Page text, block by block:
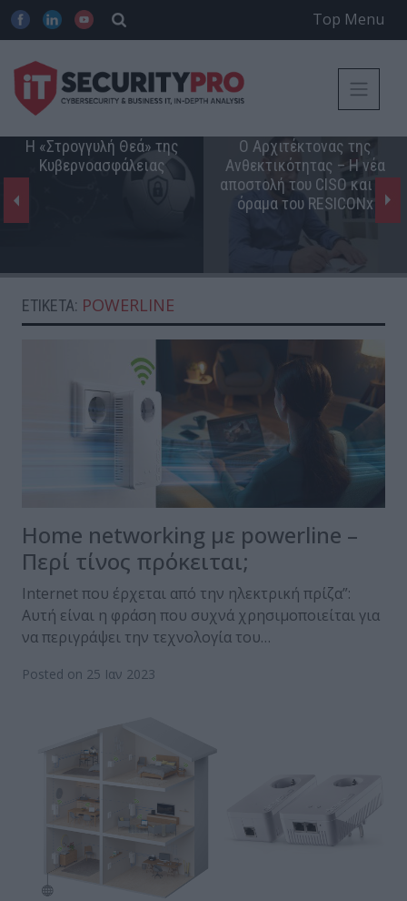
Top Menu
Η «Στρογγυλή Θεά» της
Κυβερνοασφάλειας
Ο Αρχιτέκτονας της
Ανθεκτικότητας – Η νέα
αποστολή του CISO και το
όραμα του RESICONx
ΕΤΙΚΈΤΑ: POWERLINE
Home networking με powerline –
Περί τίνος πρόκειται;
Internet που έρχεται από την ηλεκτρική πρίζα”:
Αυτή είναι η φράση που συχνά χρησιμοποιείται για
να περιγράψει την τεχνολογία του…
Posted on 25 Ιαν 2023